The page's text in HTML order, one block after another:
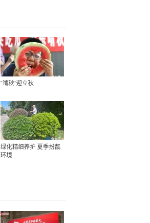
“啃秋”迎立秋
绿化精细养护 夏季扮靓
环境